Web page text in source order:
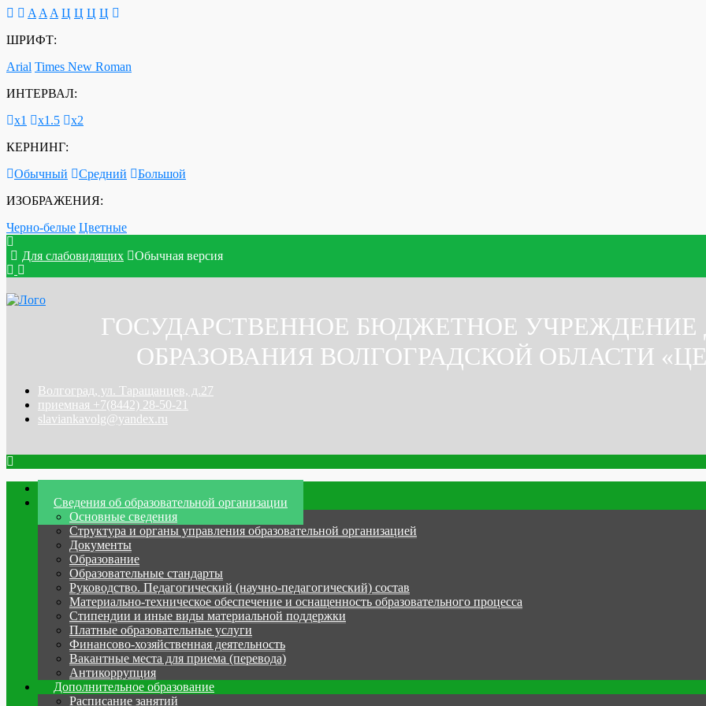
A A A Ц Ц Ц Ц
ШРИФТ:
Arial Times New Roman
ИНТЕРВАЛ:
х1
х1.5
х2
КЕРНИНГ:
Обычный
Средний
Большой
ИЗОБРАЖЕНИЯ:
Черно-белые Цветные
Для слабовидящих Обычная версия
ГОСУДАРСТВЕННОЕ БЮДЖЕТНОЕ
ОБРАЗОВАНИЯ ВОЛГОГРАДСКОЙ ОБЛАСТИ
Волгоград, ул. Таращанцев, д.27
приемная +7(8442) 28-50-21
slaviankavolg@yandex.ru
Сведения об образовательной организации
Основные сведения
Структура и органы управления образовательной организацией
Документы
Образование
Образовательные стандарты
Руководство. Педагогический (научно-педагогический) состав
Материально-техническое обеспечение и оснащенность образовательного процесса
Стипендии и иные виды материальной поддержки
Платные образовательные услуги
Финансово-хозяйственная деятельность
Вакантные места для приема (перевода)
Антикоррупция
Дополнительное образование
Расписание занятий